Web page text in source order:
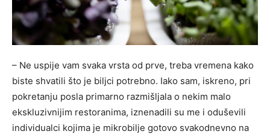
– Ne uspije vam svaka vrsta od prve, treba vremena kako
biste shvatili što je biljci potrebno. Iako sam, iskreno, pri
pokretanju posla primarno razmišljala o nekim malo
ekskluzivnijim restoranima, iznenadili su me i oduševili
individualci kojima je mikrobilje gotovo svakodnevno na